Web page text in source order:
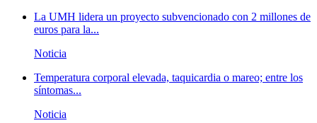
La UMH lidera un proyecto subvencionado con 2 millones de
euros para la...
Noticia
Temperatura corporal elevada, taquicardia o mareo; entre los
síntomas...
Noticia